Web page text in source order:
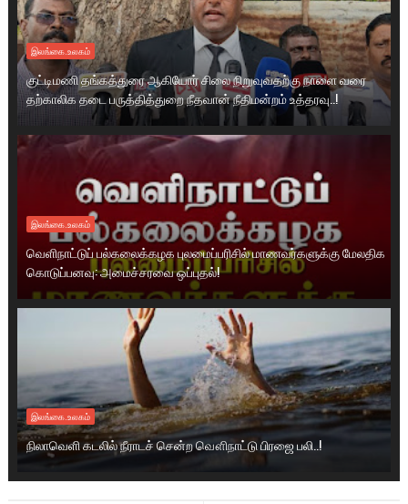
இலங்கை.உலகம்
குட்டிமணி தங்கத்துரை ஆகியோர் சிலை நிறுவுவதற்கு நாளை வரை
தற்காலிக தடை பருத்தித்துறை நீதவான் நீதிமன்றம் உத்தரவு..!
இலங்கை.உலகம்
வெளிநாட்டுப் பல்கலைக்கழக புலமைப்பரிசில் மாணவர்களுக்கு மேலதிக
கொடுப்பனவு: அமைச்சரவை ஒப்புதல்!
இலங்கை.உலகம்
நிலாவெளி கடலில் நீராடச் சென்ற வௌிநாட்டு பிரஜை பலி..!